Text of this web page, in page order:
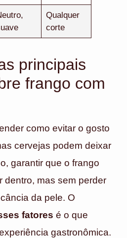
Qualquer
corte
principais
frango com
como evitar o gosto
cervejas podem deixar
garantir que o frango
dentro, mas sem perder
da pele. O
fatores é o que
gastronômica.